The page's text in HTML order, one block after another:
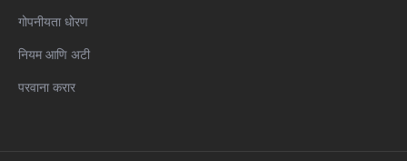
गोपनीयता धोरण
नियम आणि अटी
परवाना करार